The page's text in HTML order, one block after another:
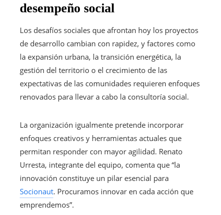
desempeño social
Los desafíos sociales que afrontan hoy los proyectos
de desarrollo cambian con rapidez, y factores como
la expansión urbana, la transición energética, la
gestión del territorio o el crecimiento de las
expectativas de las comunidades requieren enfoques
renovados para llevar a cabo la consultoría social.
La organización igualmente pretende incorporar
enfoques creativos y herramientas actuales que
permitan responder con mayor agilidad. Renato
Urresta, integrante del equipo, comenta que “la
innovación constituye un pilar esencial para
Socionaut. Procuramos innovar en cada acción que
emprendemos”.